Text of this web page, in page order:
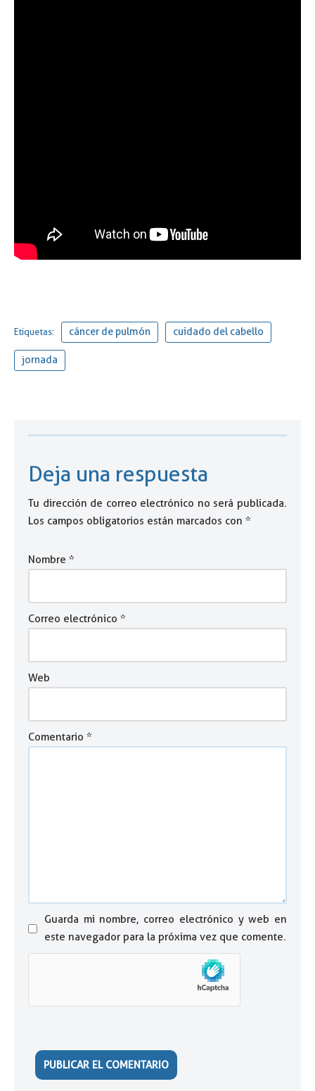
Etiquetas: cáncer de pulmón cuidado del cabello
jornada
Deja una respuesta
Tu dirección de correo electrónico no será publicada.
Los campos obligatorios están marcados con *
Nombre *
Correo electrónico *
Web
Comentario *
Guarda mi nombre, correo electrónico y web en
este navegador para la próxima vez que comente.